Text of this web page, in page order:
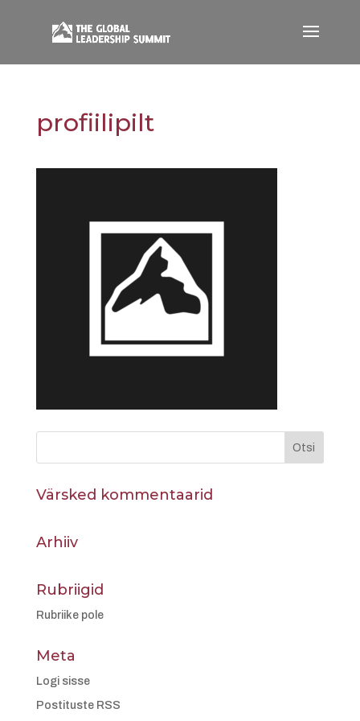
profiilipilt
Värsked kommentaarid
Arhiiv
Rubriigid
Rubriike pole
Meta
Logi sisse
Postituste RSS